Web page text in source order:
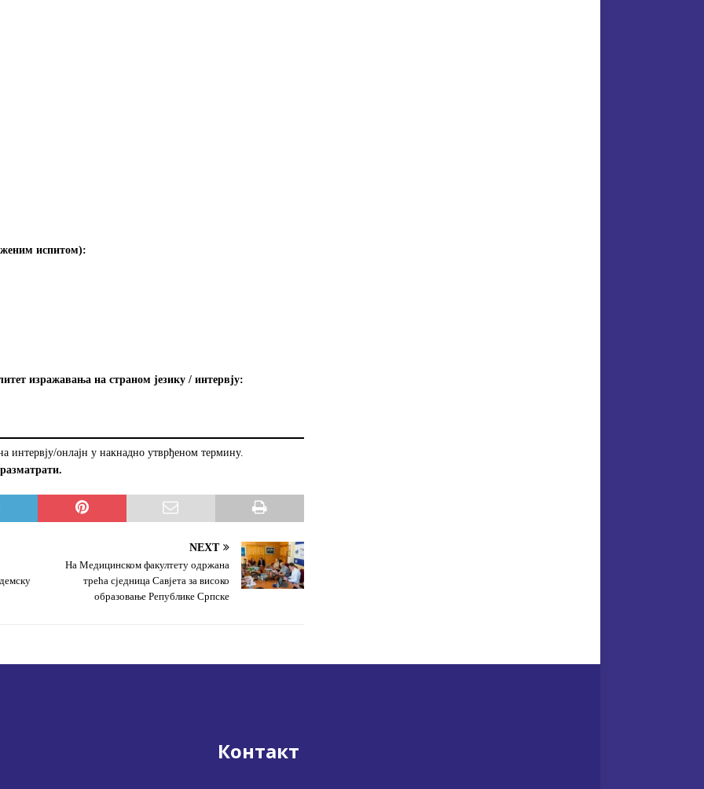
испитом):
изражавања на страном језику / интервју:
интервју/онлајн у накнадно утврђеном термину.
NEXT
На Медицинском факултету одржана
трећа сједница Савјета за високо
образовање Републике Српске
Контакт